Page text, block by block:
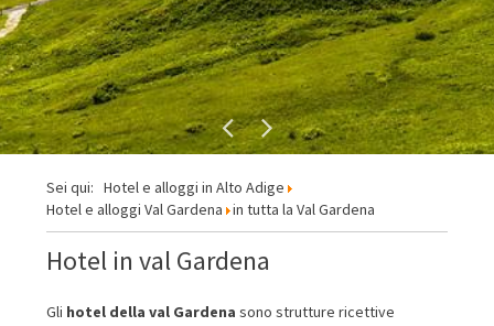
Sei qui: Hotel e alloggi in Alto Adige
Hotel e alloggi Val Gardena in tutta la Val Gardena
Hotel in val Gardena
Gli hotel della val Gardena sono strutture ricettive